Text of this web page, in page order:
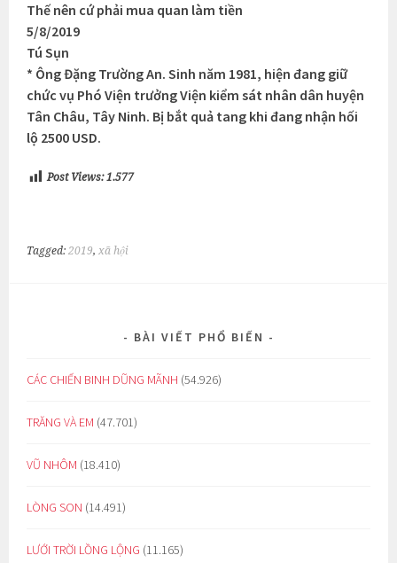
Thế nên cứ phải mua quan làm tiền
5/8/2019
Tú Sụn
* Ông Đặng Trường An. Sinh năm 1981, hiện đang giữ
chức vụ Phó Viện trưởng Viện kiểm sát nhân dân huyện
Tân Châu, Tây Ninh. Bị bắt quả tang khi đang nhận hối
lộ 2500 USD.
Post Views: 1.577
Tagged:2019,xã hội
BÀI VIẾT PHỔ BIẾN
CÁC CHIẾN BINH DŨNG MÃNH (54.926)
TRĂNG VÀ EM (47.701)
VŨ NHÔM (18.410)
LÒNG SON (14.491)
LƯỚI TRỜI LỒNG LỘNG (11.165)